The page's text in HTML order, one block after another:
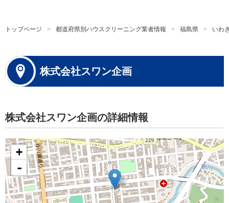
トップページ 都道府県別ハウスクリーニング業者情報 福島県 いわ
株式会社スワン企画
株式会社スワン企画の詳細情報
+
-